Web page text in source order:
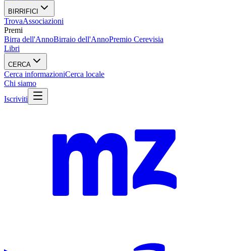
BIRRIFICI
TrovaAssociazioni
Premi
Birra dell'AnnoBirraio dell'AnnoPremio Cerevisia
Libri
CERCA
Cerca informazioniCerca locale
Chi siamo
Iscriviti